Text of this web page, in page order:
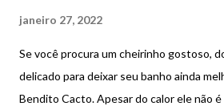
janeiro 27, 2022
Se você procura um cheirinho gostoso,
delicado para deixar seu banho ainda
Bendito Cacto. Apesar do calor ele não